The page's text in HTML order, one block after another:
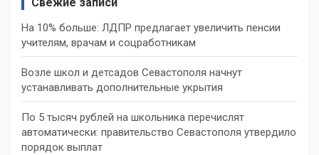
Свежие записи
На 10% больше: ЛДПР предлагает увеличить пенсии
учителям, врачам и соцработникам
Возле школ и детсадов Севастополя начнут
устанавливать дополнительные укрытия
По 5 тысяч рублей на школьника перечислят
автоматически: правительство Севастополя утвердило
порядок выплат